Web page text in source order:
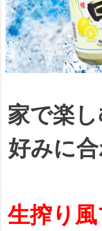
家で楽
好みに
生搾り